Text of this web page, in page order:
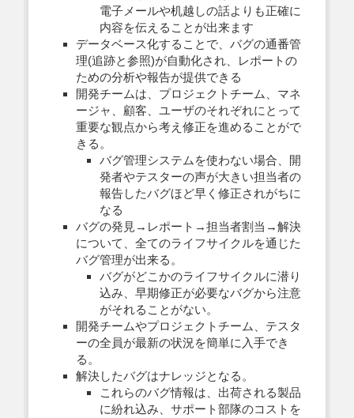
電子メールや机越しの話よりも正確に
内容を伝えることが出来ます
データベース化することで、バグの通番管
理(追跡と参照)が自動化され、レポートの
ための分析や報告が提供できる
開発チームは、プロジェクトチーム、マネ
ージャ、顧客、ユーザのそれぞれにとって
重要な観点から考え修正を進めることがで
きる。
バグ管理システムを使わない場合、開
発者やテスターの声が大きい担当者の
報告したバグほど早く修正されがちに
なる
バグの発見→レポート→担当者割当→解決
について、全てのライフサイクルを通じた
バグ管理が出来る。
バグがどこかのライフサイクルに潜り
込み、早期修正が必要なバグから注意
がそれることがない。
開発チームやプロジェクトチーム、テスタ
ーの全員が最新の状況を簡単に入手でき
る。
解決したバグはナレッジとなる。
これらのバグ情報は、出荷される製品
に紛れ込み、サポート部隊のコストを